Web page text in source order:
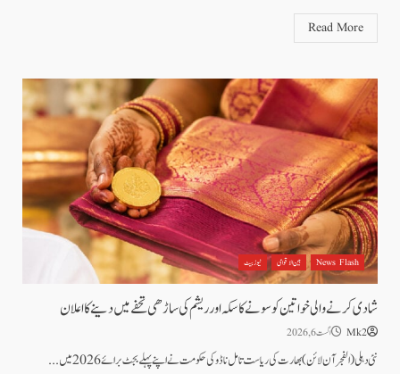
Read More
News Flash بین الاقوامی نیوز بیٹ
شادی کرنے والی خواتین کو سونے کا سکہ اور ریشم کی ساڑھی تحفے میں دینے کا اعلان
Mk2 اگست 6, 2026
نئی دہلی(الفجر آن لائن)بھارت کی ریاست تامل ناڈو کی حکومت نے اپنے پہلے بجٹ برائے 2026 میں...